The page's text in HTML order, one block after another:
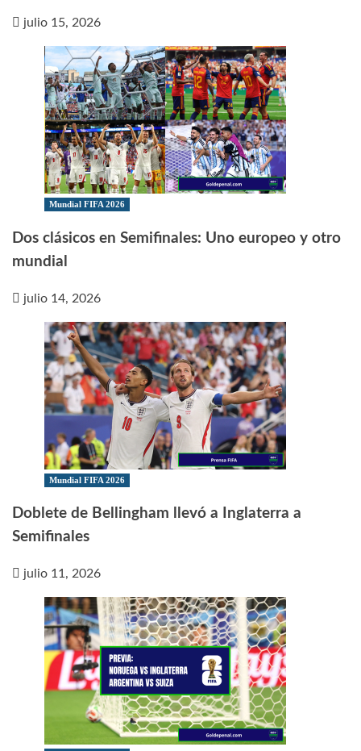
julio 15, 2026
Mundial FIFA 2026
Dos clásicos en Semifinales: Uno europeo y otro
mundial
julio 14, 2026
Mundial FIFA 2026
Doblete de Bellingham llevó a Inglaterra a
Semifinales
julio 11, 2026